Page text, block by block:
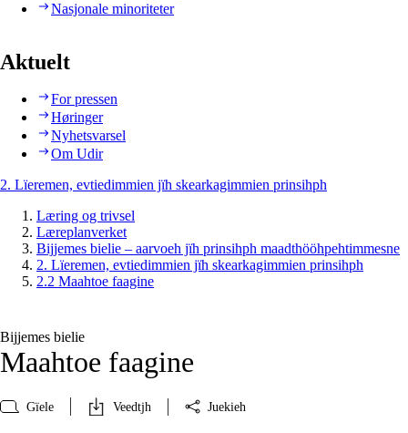
Nasjonale minoriteter
Aktuelt
For pressen
Høringer
Nyhetsvarsel
Om Udir
2. Lïeremen, evtiedimmien jïh skearkagimmien prinsihph
Læring og trivsel
Læreplanverket
Bijjemes bielie – aarvoeh jïh prinsihph maadthööhpehtimmesne
2. Lïeremen, evtiedimmien jïh skearkagimmien prinsihph
2.2 Maahtoe faagine
Bijjemes bielie
Maahtoe faagine
Gïele Veedtjh Juekieh